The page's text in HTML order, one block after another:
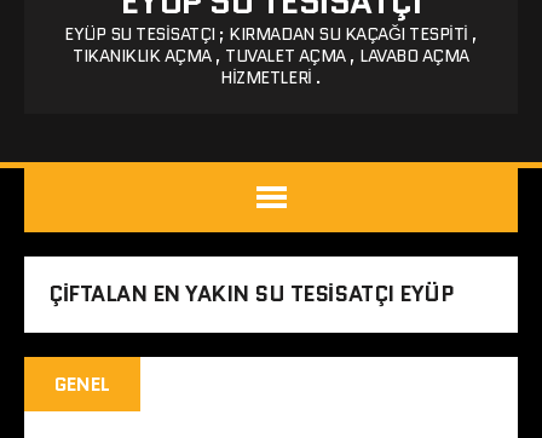
EYÜP SU TESISATÇI ; KIRMADAN SU KAÇAĞI TESPITI ,
TIKANIKLIK AÇMA , TUVALET AÇMA , LAVABO AÇMA
HIZMETLERI .
ÇIFTALAN EN YAKIN SU TESISATÇI EYÜP
GENEL